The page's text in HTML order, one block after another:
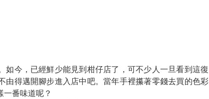
如今，已經鮮少能見到柑仔店了，可不少人一旦看到這復
由得邁開腳步進入店中吧。當年手裡攥著零錢去買的色彩
一番味道呢？